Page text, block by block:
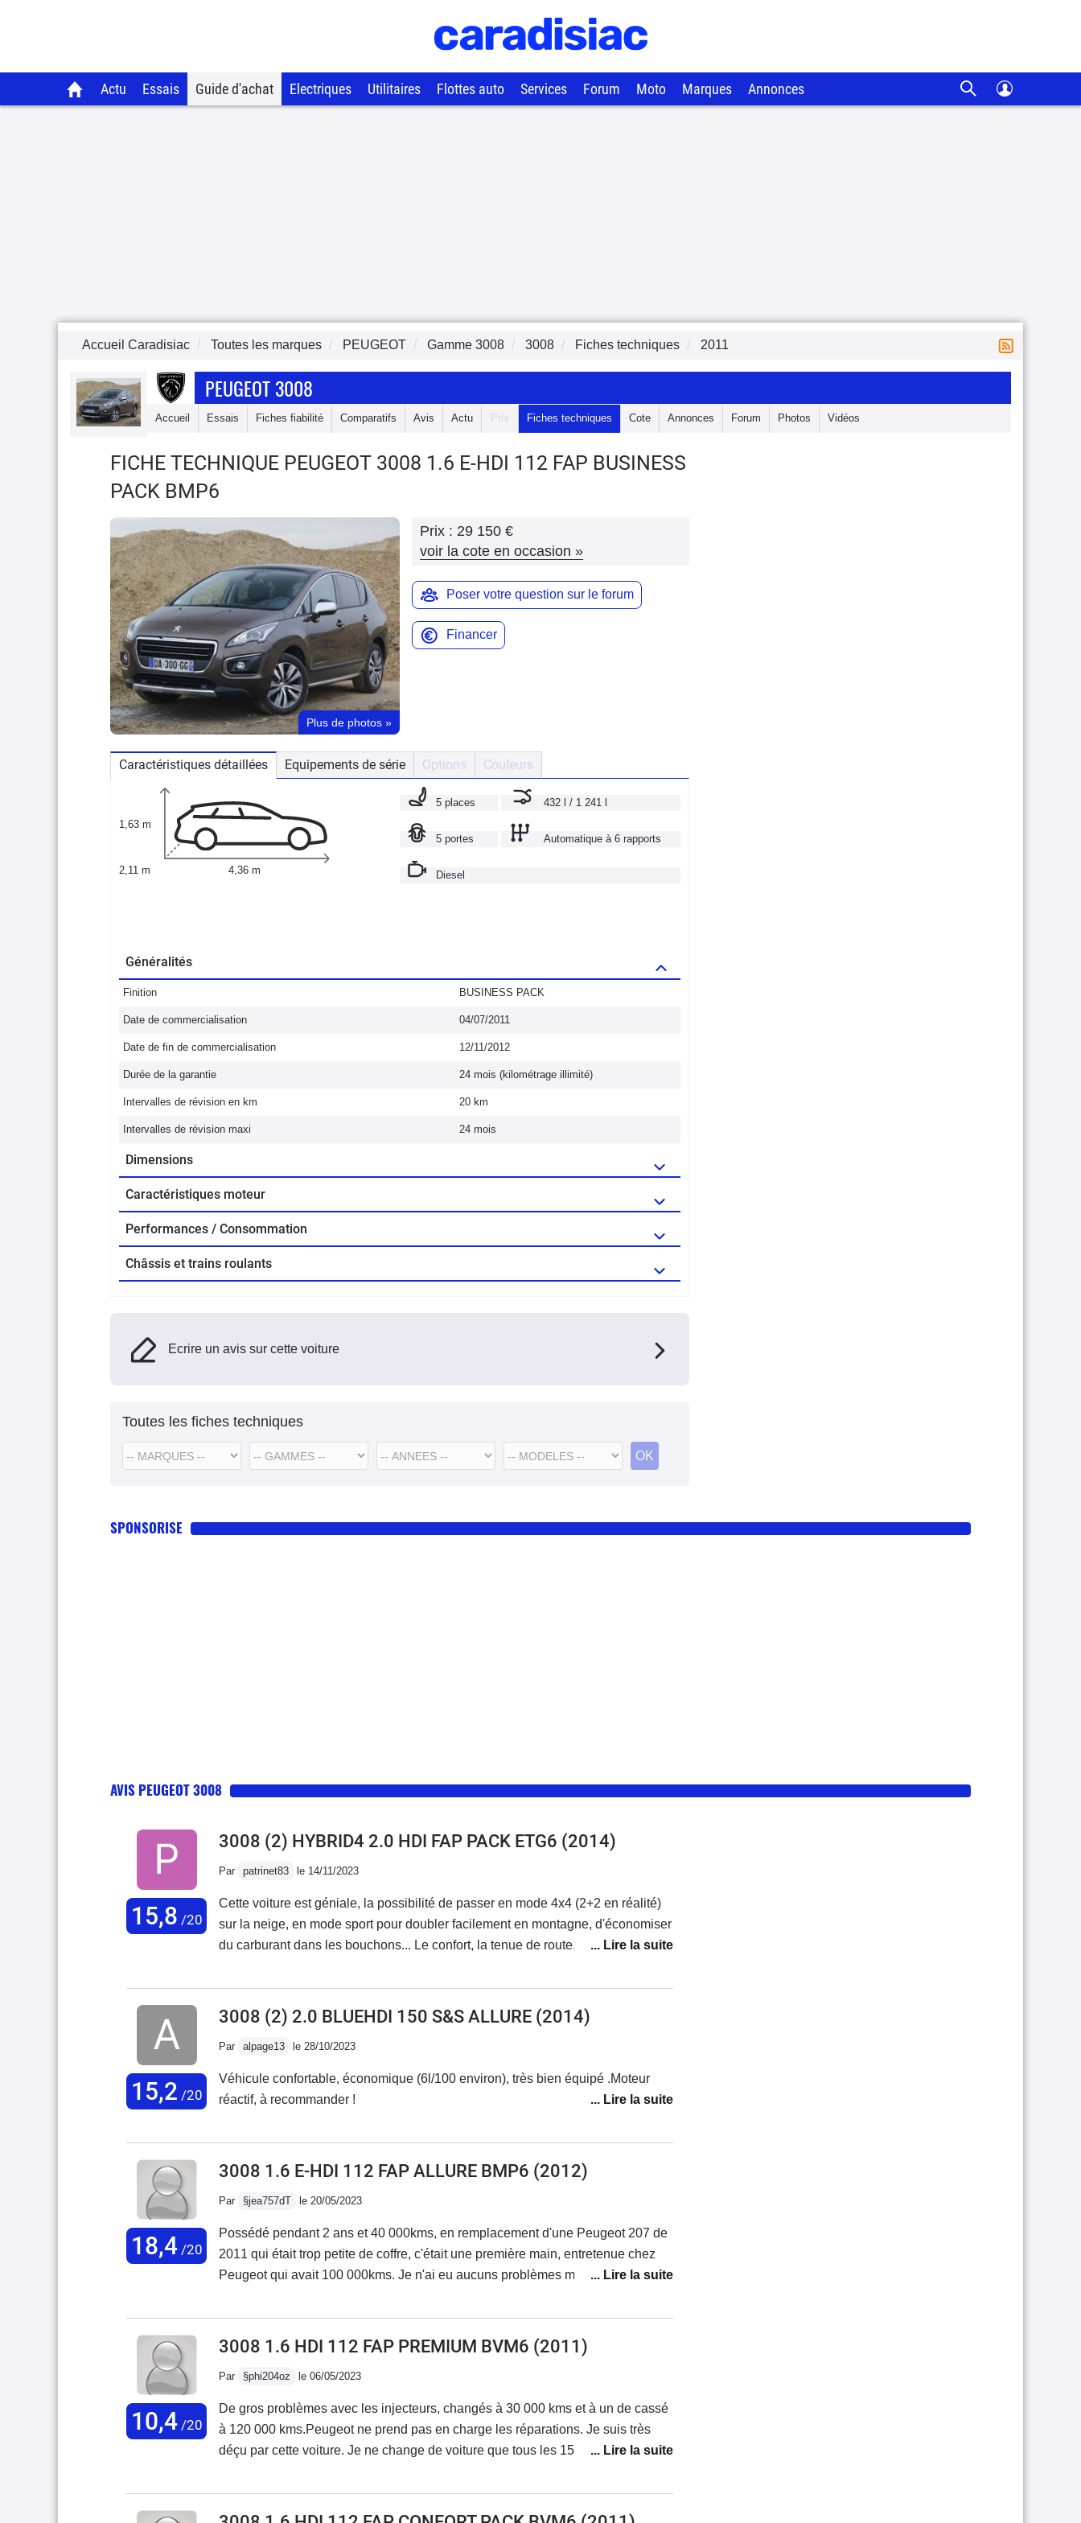
Actu Essais Guide d'achat Electriques Utilitaires Flottes auto Services Forum Moto Marques Annonces
Accueil Caradisiac Toutes les marques PEUGEOT Gamme 3008 3008 Fiches techniques 2011
PEUGEOT 3008
Accueil Essais Fiches fiabilité Comparatifs Avis Actu Prix Fiches techniques Cote Annonces Forum Photos Vidéos
FICHE TECHNIQUE PEUGEOT 3008 1.6 E-HDI 112 FAP BUSINESS
PACK BMP6
Plus de photos »
Prix : 29 150 €
voir la cote en occasion »
Poser votre question sur le forum
Financer
Caractéristiques détaillées Equipements de série Options Couleurs
1,63 m
2,11 m 4,36 m
5 places 432 l / 1 241 l
5 portes Automatique à 6 rapports
Diesel
Généralités
Finition BUSINESS PACK
Date de commercialisation 04/07/2011
Date de fin de commercialisation 12/11/2012
Durée de la garantie 24 mois (kilométrage illimité)
Intervalles de révision en km 20 km
Intervalles de révision maxi 24 mois
Dimensions
Caractéristiques moteur
Performances / Consommation
Châssis et trains roulants
Ecrire un avis sur cette voiture
Toutes les fiches techniques
SPONSORISE
AVIS PEUGEOT 3008
15,8 /20
3008 (2) HYBRID4 2.0 HDI FAP PACK ETG6 (2014)
Par patrinet83 le 14/11/2023
Cette voiture est géniale, la possibilité de passer en mode 4x4 (2+2 en réalité)
sur la neige, en mode sport pour doubler facilement en montagne, d'économiser
du carburant dans les bouchons... Le confort, la tenue de route, les options, tout
éclairerait mieux ! et l'écran (voir plus bas)Quel dommage pour un bon véhicule
!
15,2 /20
3008 (2) 2.0 BLUEHDI 150 S&S ALLURE (2014)
Par alpage13 le 28/10/2023
Véhicule confortable, économique (6l/100 environ), très bien équipé .Moteur
réactif, à recommander !
18,4/20
3008 1.6 E-HDI 112 FAP ALLURE BMP6 (2012)
Par §jea757dT le 20/05/2023
Possédé pendant 2 ans et 40 000kms, en remplacement d'une Peugeot 207 de
2011 qui était trop petite de coffre, c'était une première main, entretenue chez
Peugeot qui avait 100 000kms. Je n'ai eu aucuns problèmes majeurs à signaler
d'embrayage/volant moteur + vidange de boîte et reprogrammation), juste le
planche de bord au dessus des aérateurs centraux qui s'est légèrement décollé
(maladie sur ces modèles).C'est une très bonne voiture, j'en étais très satisfait,
je rêvais d'en avoir un quand j'étais au collège et que je voyais le principal avec
le sien. Il a un joli coffre malgré un gabarit assez compacte (assez pratique en
ville), et une modularité vraiment intéressante grâce au plancher de coffre
modulable et au siège passager AV qui se replis et qui permet une longueur de
10,4/20
3008 1.6 HDI 112 FAP PREMIUM BVM6 (2011)
Par §phi204oz le 06/05/2023
De gros problèmes avec les injecteurs, changés à 30 000 kms et à un de cassé
à 120 000 kms.Peugeot ne prend pas en charge les réparations. Je suis très
déçu par cette voiture. Je ne change de voiture que tous les 15 ans.La
voitures françaises. Chez eux c'est garanti et les moteurs sont fiables.